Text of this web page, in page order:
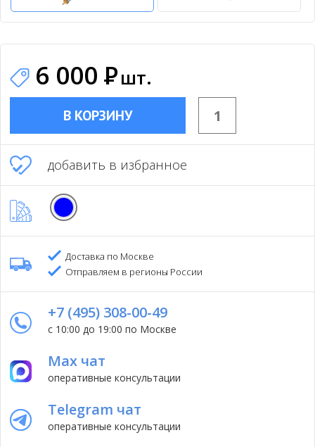
6 000 Ршт.
В КОРЗИНУ
добавить в избранное
Доставка по Москве
Отправляем в регионы России
+7 (495) 308-00-49
с 10:00 до 19:00 по Москве
Max чат
оперативные консультации
Telegram чат
оперативные консультации